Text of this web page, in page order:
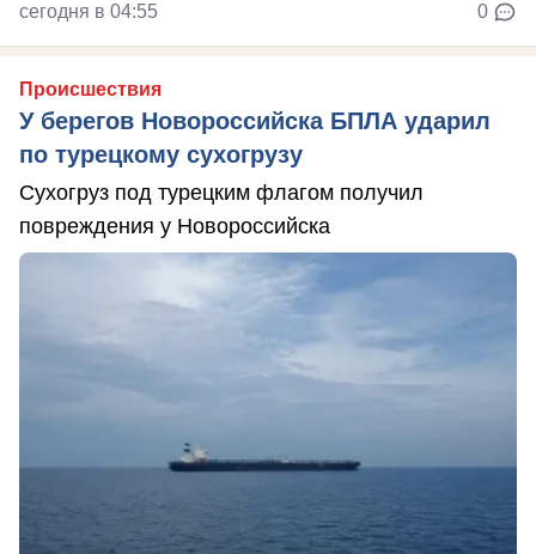
сегодня в 04:55 0
Происшествия
У берегов Новороссийска БПЛА ударил
по турецкому сухогрузу
Сухогруз под турецким флагом получил
повреждения у Новороссийска